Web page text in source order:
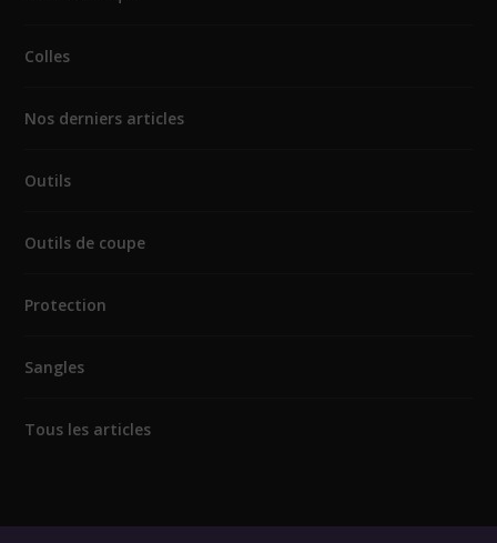
Colles
Nos derniers articles
Outils
Outils de coupe
Protection
Sangles
Tous les articles